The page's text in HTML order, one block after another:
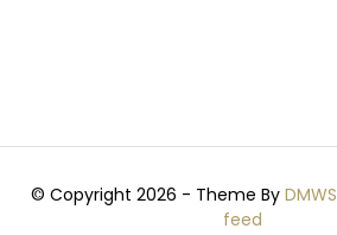
© Copyright 2026 - Theme ByDMWS
feed